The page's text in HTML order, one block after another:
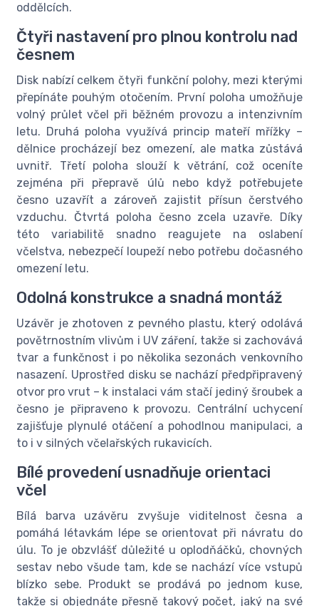
oddělcích.
Čtyři nastavení pro plnou kontrolu nad
česnem
Disk nabízí celkem čtyři funkční polohy, mezi kterými
přepínáte pouhým otočením. První poloha umožňuje
volný průlet včel při běžném provozu a intenzivním
letu. Druhá poloha využívá princip mateří mřížky –
dělnice procházejí bez omezení, ale matka zůstává
uvnitř. Třetí poloha slouží k větrání, což oceníte
zejména při přepravě úlů nebo když potřebujete
česno uzavřít a zároveň zajistit přísun čerstvého
vzduchu. Čtvrtá poloha česno zcela uzavře. Díky
této variabilitě snadno reagujete na oslabení
včelstva, nebezpečí loupeží nebo potřebu dočasného
omezení letu.
Odolná konstrukce a snadná montáž
Uzávěr je zhotoven z pevného plastu, který odolává
povětrnostním vlivům i UV záření, takže si zachovává
tvar a funkčnost i po několika sezonách venkovního
nasazení. Uprostřed disku se nachází předpřipravený
otvor pro vrut – k instalaci vám stačí jediný šroubek a
česno je připraveno k provozu. Centrální uchycení
zajišťuje plynulé otáčení a pohodlnou manipulaci, a
to i v silných včelařských rukavicích.
Bílé provedení usnadňuje orientaci
včel
Bílá barva uzávěru zvyšuje viditelnost česna a
pomáhá létavkám lépe se orientovat při návratu do
úlu. To je obzvlášť důležité u oplodňáčků, chovných
sestav nebo všude tam, kde se nachází více vstupů
blízko sebe. Produkt se prodává po jednom kuse,
takže si objednáte přesně takový počet, jaký na své